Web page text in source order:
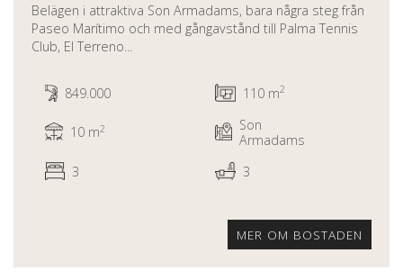
Belägen i attraktiva Son Armadams, bara några steg från
Paseo Marítimo och med gångavstånd till Palma Tennis
Club, El Terreno...
849.000 110 m2
10 m2
Son
Armadams
3
3
MER OM BOSTADEN